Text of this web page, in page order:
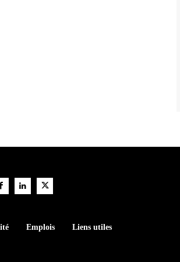
Emplois Liens utiles